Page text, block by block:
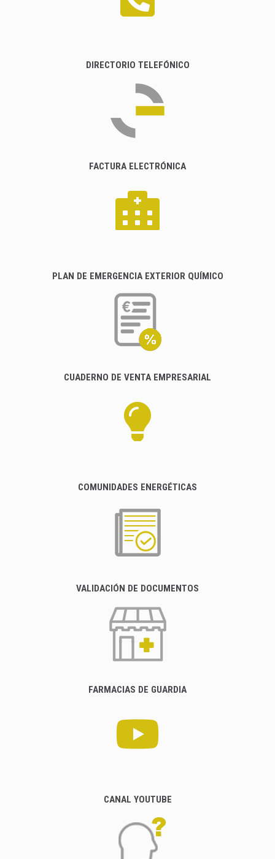
DIRECTORIO TELEFÓNICO
FACTURA ELECTRÓNICA
PLAN DE EMERGENCIA EXTERIOR QUÍMICO
CUADERNO DE VENTA EMPRESARIAL
COMUNIDADES ENERGÉTICAS
VALIDACIÓN DE DOCUMENTOS
FARMACIAS DE GUARDIA
CANAL YOUTUBE